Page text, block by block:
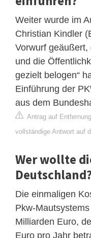
Weiter wurde im
Christian Kindler
Vorwurf geäußert,
und die
gezielt belogen“
Einführung der
aus dem
Antrag auf
vollständige Antwort auf
Wer wollte
Die einmaligen
Pkw-
Milliarden Euro,
Euro pro Jahr